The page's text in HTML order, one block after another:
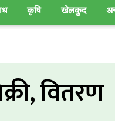
कृषि खेलकुद
वितरण